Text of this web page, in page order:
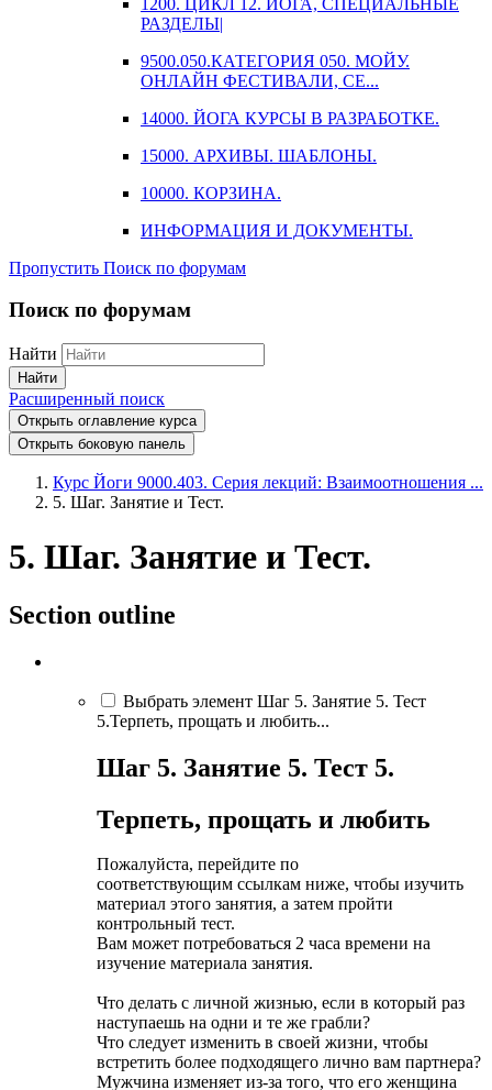
РАЗДЕЛЫ|
9500.050.КАТЕГОРИЯ 050. МОЙУ.
ОНЛАЙН ФЕСТИВАЛИ, СЕ...
14000. ЙОГА КУРСЫ В РАЗРАБОТКЕ.
15000. АРХИВЫ. ШАБЛОНЫ.
10000. КОРЗИНА.
ИНФОРМАЦИЯ И ДОКУМЕНТЫ.
Пропустить Поиск по форумам
Поиск по форумам
Найти
Найти
Расширенный поиск
Открыть оглавление курса
Открыть боковую панель
Курс Йоги 9000.403. Серия лекций: Взаимоотношения ...
5. Шаг. Занятие и Тест.
5. Шаг. Занятие и Тест.
Section outline
Выбрать элемент Шаг 5. Занятие 5. Тест
5.Терпеть, прощать и любить...
Шаг 5. Занятие 5. Тест 5.
Терпеть, прощать и любить
Пожалуйста, перейдите по
соответствующим ссылкам ниже, чтобы изучить
материал этого занятия, а затем пройти
контрольный тест.
Вам может потребоваться 2 часа времени на
изучение материала занятия.
Что делать с личной жизнью, если в который раз
наступаешь на одни и те же грабли?
Что следует изменить в своей жизни, чтобы
встретить более подходящего лично вам партнера?
Мужчина изменяет из-за того, что его женщина